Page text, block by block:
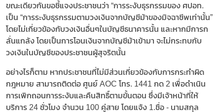
ขณะเดียวกันขอชี้แจงประชาชนว่า “การระงับธุรกรรมของ ศปอท.
เป็น “การระงับธุรกรรมตามวงเงินจากบัญชีม้าของมิจฉาชีพเท่านั้น”
โดยไม่เกี่ยวข้องกับวงเงินอื่นๆในบัญชีธนาคารนั้น และหากมีการก
ลั่นแกล้ง โดยเป็นการโอนเงินจากบัญชีม้าเข้ามา จะไม่กระทบกับ
วงเงินในบัญชีของประชาชนผู้สุจริตนั้น
อย่างไรก็ตาม หากประชาชนที่ไม่มีส่วนเกี่ยวข้องกับการกระทำผิด
กฎหมาย สามารถติดต่อ ศูนย์ AOC โทร. 1441 กด 2 เพื่อดำเนิน
การเพิกถอนการระงับและคืนสิทธิ์ตามขั้นตอน ซึ่งมีเจ้าหน้าที่ให้
บริการ 24 ชั่วโมง จำนวน 100 คู่สาย โดยแจ้ง 1.ชื่อ - นามสกุล